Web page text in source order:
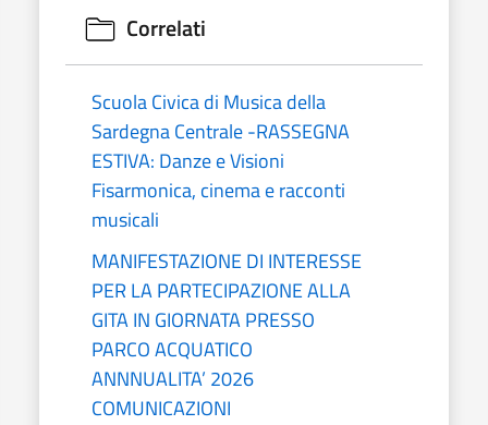
Correlati
Scuola Civica di Musica della
Sardegna Centrale -RASSEGNA
ESTIVA: Danze e Visioni
Fisarmonica, cinema e racconti
musicali
MANIFESTAZIONE DI INTERESSE
PER LA PARTECIPAZIONE ALLA
GITA IN GIORNATA PRESSO
PARCO ACQUATICO
ANNNUALITA’ 2026
COMUNICAZIONI